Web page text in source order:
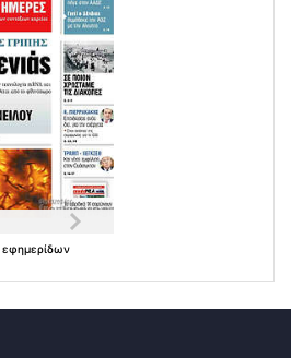
εφημερίδων